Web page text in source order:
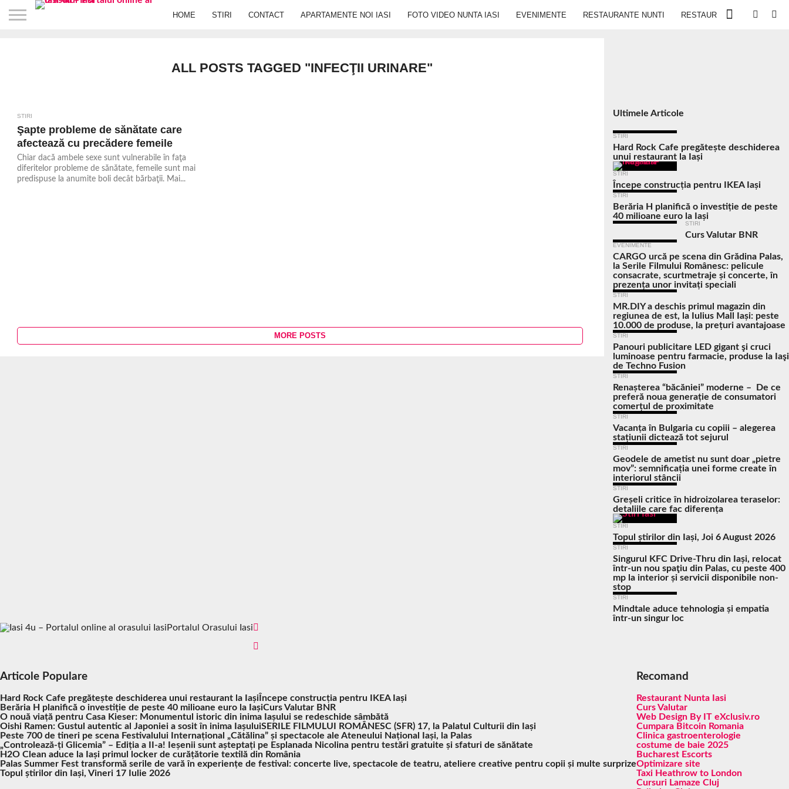
HOME STIRI CONTACT APARTAMENTE NOI IASI FOTO VIDEO NUNTA IASI EVENIMENTE RESTAURANTE NUNTI RESTAURANTE IN IASI
ALL POSTS TAGGED "INFECŢII URINARE"
STIRI
Şapte probleme de sănătate care
afectează cu precădere femeile
Chiar dacă ambele sexe sunt vulnerabile în faţa
diferitelor probleme de sănătate, femeile sunt mai
predispuse la anumite boli decât bărbaţii. Mai...
MORE POSTS
Ultimele Articole
STIRI
Hard Rock Cafe pregătește deschiderea
unui restaurant la Iași
STIRI
Începe construcția pentru IKEA Iași
STIRI
Berăria H planifică o investiție de peste
40 milioane euro la Iași
STIRI
Curs Valutar BNR
EVENIMENTE
CARGO urcă pe scena din Grădina Palas,
la Serile Filmului Românesc: pelicule
consacrate, scurtmetraje și concerte, în
prezența unor invitați speciali
STIRI
MR.DIY a deschis primul magazin din
regiunea de est, la Iulius Mall Iași: peste
10.000 de produse, la prețuri avantajoase
STIRI
Panouri publicitare LED gigant şi cruci
luminoase pentru farmacie, produse la Iaşi
de Techno Fusion
STIRI
Renașterea “băcăniei” moderne – De ce
preferă noua generație de consumatori
comerțul de proximitate
STIRI
Vacanța în Bulgaria cu copiii – alegerea
stațiunii dictează tot sejurul
STIRI
Geodele de ametist nu sunt doar „pietre
mov”: semnificația unei forme create în
interiorul stâncii
STIRI
Greșeli critice în hidroizolarea teraselor:
detaliile care fac diferența
STIRI
Topul știrilor din Iași, Joi 6 August 2026
STIRI
Singurul KFC Drive-Thru din Iași, relocat
într-un nou spaţiu din Palas, cu peste 400
mp la interior și servicii disponibile non-
stop
STIRI
Mindtale aduce tehnologia și empatia
într-un singur loc
Portalul Orasului Iasi
Articole Populare
Hard Rock Cafe pregătește deschiderea unui restaurant la Iași Începe construcția pentru IKEA Iași
Berăria H planifică o investiție de peste 40 milioane euro la IașiCurs Valutar BNR
O nouă viață pentru Casa Kieser: Monumentul istoric din inima Iașului se redeschide sâmbătă
Oishi Ramen: Gustul autentic al Japoniei a sosit în inima IașuluiSERILE FILMULUI ROMÂNESC (SFR) 17, la Palatul Culturii din Iași
Peste 700 de tineri pe scena Festivalului Internațional „Cătălina” și spectacole ale Ateneului Național Iași, la Palas
„Controlează-ți Glicemia” – Ediția a II-a! Ieșenii sunt așteptați pe Esplanada Nicolina pentru testări gratuite și sfaturi de sănătate
H2O Clean aduce la Iași primul locker de curățătorie textilă din România
Palas Summer Fest transformă serile de vară în experiențe de festival: concerte live, spectacole de teatru, ateliere creative pentru copii și multe surprize
Topul știrilor din Iași, Vineri 17 Iulie 2026
Recomand
Restaurant Nunta Iasi
Curs Valutar
Web Design By IT eXclusiv.ro
Cumpara Bitcoin Romania
Clinica gastroenterologie
costume de baie 2025
Bucharest Escorts
Optimizare site
Taxi Heathrow to London
Cursuri Lamaze Cluj